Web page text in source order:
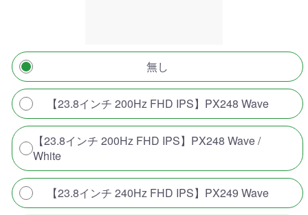
無し
【23.8インチ 200Hz FHD IPS】PX248 Wave
【23.8インチ 200Hz FHD IPS】PX248 Wave /
White
【23.8インチ 240Hz FHD IPS】PX249 Wave